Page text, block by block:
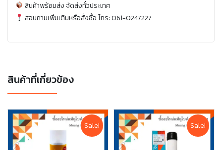
สินค้าพร้อมส่ง จัดส่งทั่วประเทศ
สอบถามเพิ่มเติมหรือสั่งซื้อ โทร: 061-0247227
สินค้าที่เกี่ยวข้อง
Sale! Sale!